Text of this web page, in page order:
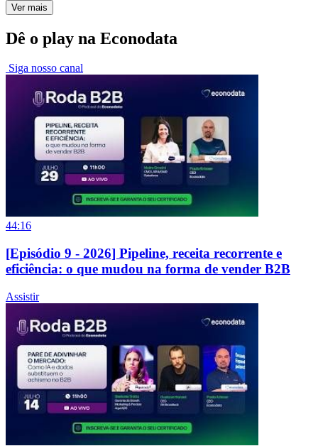
Ver mais
Dê o play na Econodata
Siga nosso canal
44:16
[Episódio 9 - 2026] Pipeline, receita recorrente e
eficiência: o que mudou na forma de vender B2B
Assistir